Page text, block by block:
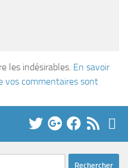
les indésirables. En savoir
vos commentaires sont